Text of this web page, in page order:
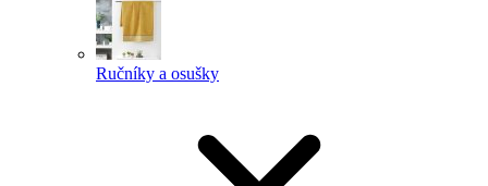
Ručníky a osušky